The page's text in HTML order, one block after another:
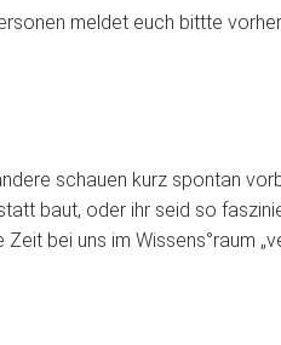
meldet euch bittte
schauen kurz spontan
baut, oder ihr seid so
bei uns im Wissens°raum